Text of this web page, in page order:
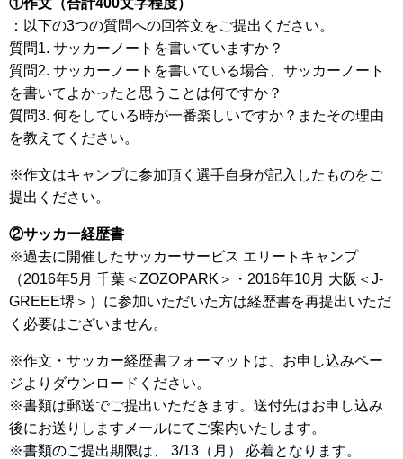
：以下の3つの質問への回答文をご提出ください。
質問1. サッカーノートを書いていますか？
質問2. サッカーノートを書いている場合、サッカーノート
を書いてよかったと思うことは何ですか？
質問3. 何をしている時が一番楽しいですか？またその理由
を教えてください。
※作文はキャンプに参加頂く選手自身が記入したものをご
提出ください。
②サッカー経歴書
※過去に開催したサッカーサービス エリートキャンプ
（2016年5月 千葉＜ZOZOPARK＞・2016年10月 大阪＜J-
GREEE堺＞）に参加いただいた方は経歴書を再提出いただ
く必要はございません。
※作文・サッカー経歴書フォーマットは、お申し込みペー
ジよりダウンロードください。
※書類は郵送でご提出いただきます。送付先はお申し込み
後にお送りしますメールにてご案内いたします。
※書類のご提出期限は、 3/13（月） 必着となります。